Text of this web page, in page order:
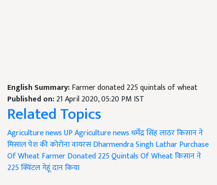
English Summary:Farmer donated 225 quintals of wheat
Published on:21 April 2020, 05:20 PM IST
Related Topics
Agriculture newsUP Agriculture newsधर्मेंद्र सिंह लाठरकिसान ने
मिसाल पेश कीकोरोना वायरसDharmendra Singh LatharPurchase
Of WheatFarmer Donated 225 Quintals Of Wheatकिसान ने
225 क्विंटल गेहूं दान किया